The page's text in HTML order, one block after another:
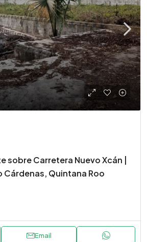
sobre Carretera Nuevo Xcán |
Cárdenas, Quintana Roo
Email